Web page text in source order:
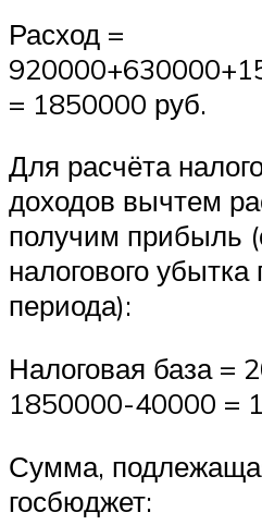
Расход =
= 1850000 руб.
Для расчёта
доходов вычтем
получим прибыль
налогового
периода):
Налоговая база =
1850000-40000 =
Сумма,
госбюджет: